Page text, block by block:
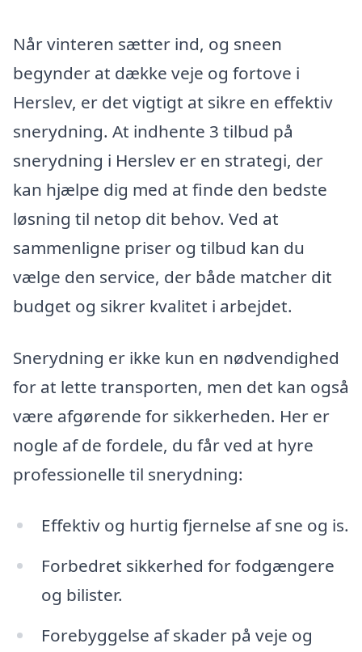
Når vinteren sætter ind, og sneen
begynder at dække veje og fortove i
Herslev, er det vigtigt at sikre en effektiv
snerydning. At indhente 3 tilbud på
snerydning i Herslev er en strategi, der
kan hjælpe dig med at finde den bedste
løsning til netop dit behov. Ved at
sammenligne priser og tilbud kan du
vælge den service, der både matcher dit
budget og sikrer kvalitet i arbejdet.
Snerydning er ikke kun en nødvendighed
for at lette transporten, men det kan også
være afgørende for sikkerheden. Her er
nogle af de fordele, du får ved at hyre
professionelle til snerydning:
Effektiv og hurtig fjernelse af sne og is.
Forbedret sikkerhed for fodgængere
og bilister.
Forebyggelse af skader på veje og